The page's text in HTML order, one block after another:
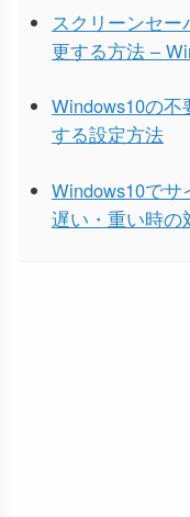
スクリーンセ
更する方法 –
Windows10の
する設定方法
Windows10で
遅い・重い時の